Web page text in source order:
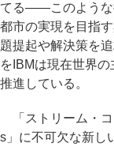
てる――このような
都市の実現を目指
題提起や解決策を
をIBMは現在世界
推進している。
「ストリーム・コ
s」に不可欠な新し